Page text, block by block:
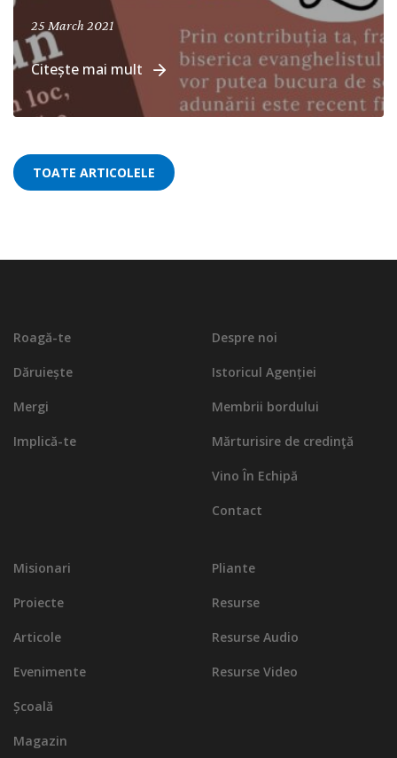
25 March 2021
Citește mai mult
TOATE ARTICOLELE
Roagă-te
Dăruiește
Mergi
Implică-te
Despre noi
Istoricul Agenției
Membrii bordului
Mărturisire de credinţă
Vino În Echipă
Contact
Misionari
Proiecte
Articole
Evenimente
Școală
Magazin
Pliante
Resurse
Resurse Audio
Resurse Video